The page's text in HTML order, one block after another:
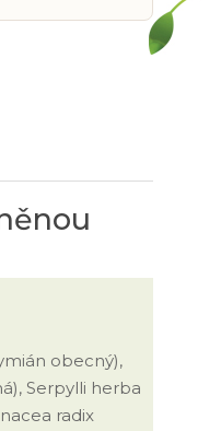
obecný),
Serpylli herba
radix